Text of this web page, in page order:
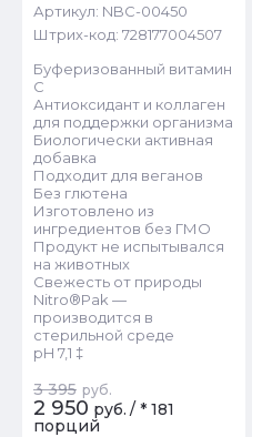
Артикул: NBC-00450
Штрих-код: 728177004507
Буферизованный витамин
C
Антиоксидант и коллаген
для поддержки организма
Биологически активная
добавка
Подходит для веганов
Без глютена
Изготовлено из
ингредиентов без ГМО
Продукт не испытывался
на животных
Свежесть от природы
Nitro®Pak —
производится в
стерильной среде
pH 7,1 ‡
3 395 руб.
2 950 руб. / * 181
порций